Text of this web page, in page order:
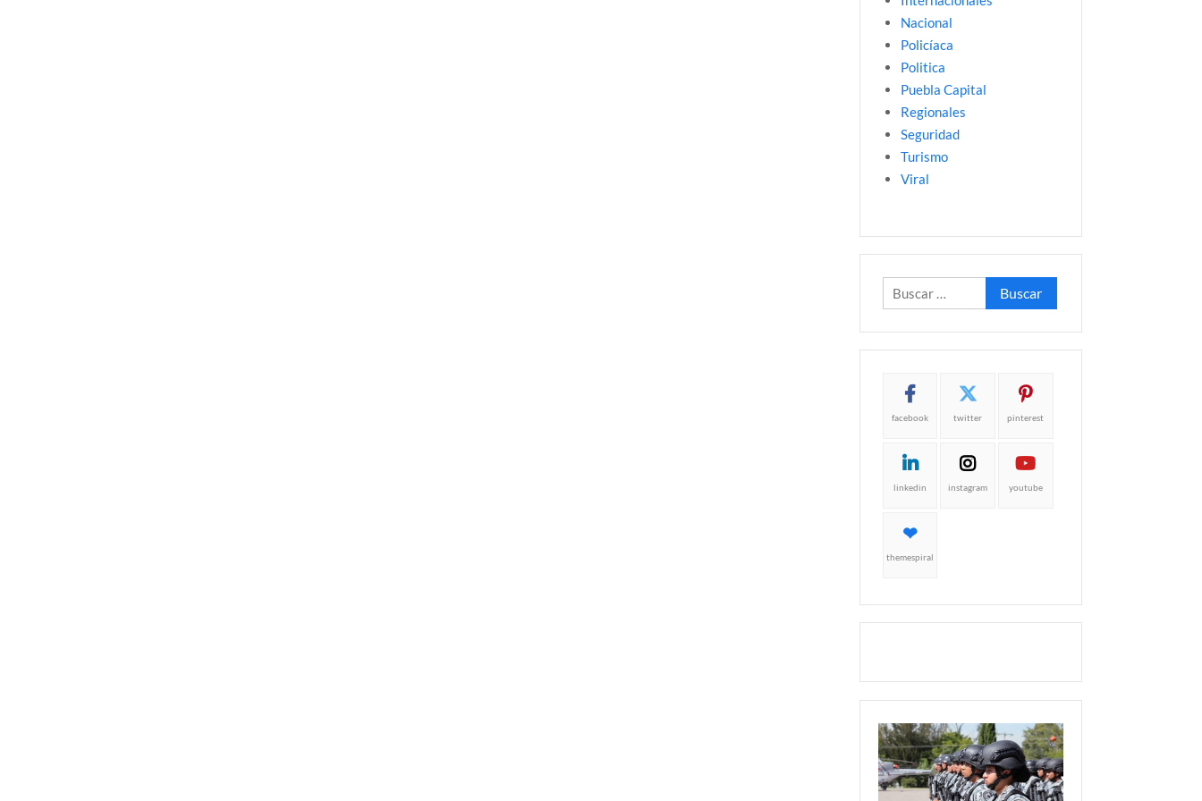
Nacional
Policíaca
Politica
Puebla Capital
Regionales
Seguridad
Turismo
Viral
Buscar:
facebook twitter pinterest
linkedin instagram youtube
themespiral